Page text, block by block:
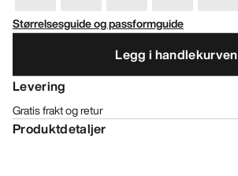
Størrelsesguide og passformguide
Legg i handlekurven
Levering
Gratis frakt og retur
Produktdetaljer